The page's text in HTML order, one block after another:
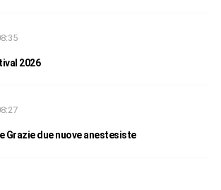
2026
Grazie due nuove anestesiste